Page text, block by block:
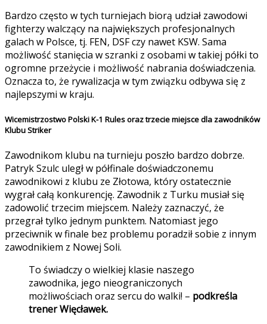
Bardzo często w tych turniejach biorą udział zawodowi
fighterzy walczący na największych profesjonalnych
galach w Polsce, tj. FEN, DSF czy nawet KSW. Sama
możliwość stanięcia w szranki z osobami w takiej półki to
ogromne przeżycie i możliwość nabrania doświadczenia.
Oznacza to, że rywalizacja w tym związku odbywa się z
najlepszymi w kraju.
Wicemistrzostwo Polski K-1 Rules oraz trzecie miejsce dla zawodników
Klubu Striker
Zawodnikom klubu na turnieju poszło bardzo dobrze.
Patryk Szulc uległ w półfinale doświadczonemu
zawodnikowi z klubu ze Złotowa, który ostatecznie
wygrał całą konkurencję. Zawodnik z Turku musiał się
zadowolić trzecim miejscem. Należy zaznaczyć, że
przegrał tylko jednym punktem. Natomiast jego
przeciwnik w finale bez problemu poradził sobie z innym
zawodnikiem z Nowej Soli.
To świadczy o wielkiej klasie naszego
zawodnika, jego nieograniczonych
możliwościach oraz sercu do walki! – podkreśla
trener Więcławek.